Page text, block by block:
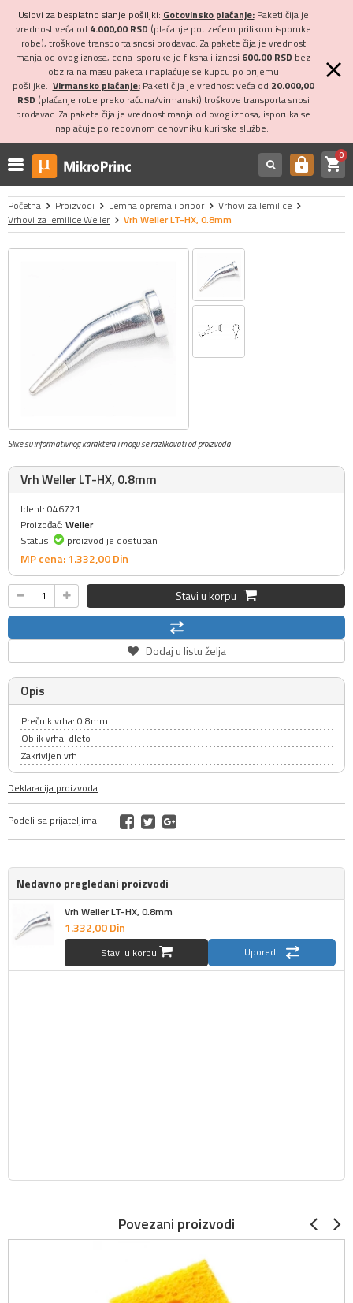
Uslovi za besplatno slanje pošiljki: Gotovinsko plaćanje:Paketi čija je
vrednost veća od 4.000,00 RSD (plaćanje pouzećem prilikom isporuke
robe), troškove transporta snosi prodavac. Za pakete čija je vrednost
manja od ovog iznosa, cena isporuke je fiksna i iznosi 600,00 RSD bez
obzira na masu paketa i naplaćuje se kupcu po prijemu
pošiljke. Virmansko plaćanje:Paketi čija je vrednost veća od 20.000,00
RSD (plaćanje robe preko računa/virmanski) troškove transporta snosi
prodavac. Za pakete čija je vrednost manja od ovog iznosa, isporuka se
naplaćuje po redovnom cenovniku kurirske službe.
https shopping_cart0
Početna Proizvodi Lemna oprema i pribor
Vrhovi za lemilice
Vrhovi za lemilice Weller
Vrh Weller LT-HX, 0.8mm
Slike su informativnog karaktera i mogu se razlikovati od proizvoda
Vrh Weller LT-HX, 0.8mm
Ident: 046721
Proizođač: Weller
Status:
proizvod je dostupan
MP cena: 1.332,00Din
Stavi u korpu
Dodaj u listu želja
Opis
Prečnik vrha: 0.8mm
Oblik vrha: dleto
Zakrivljen vrh
Deklaracija proizvoda
Podeli sa prijateljima:
Nedavno pregledani proizvodi
Vrh Weller LT-HX, 0.8mm
1.332,00Din
Stavi u korpu Uporedi
Povezani proizvodi